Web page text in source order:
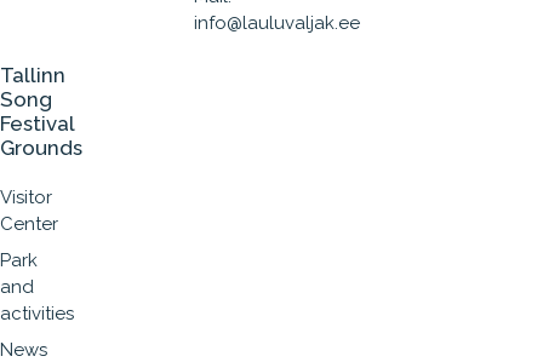
info@lauluvaljak.ee
Tallinn
Song
Festival
Grounds
Visitor
Center
Park
and
activities
News